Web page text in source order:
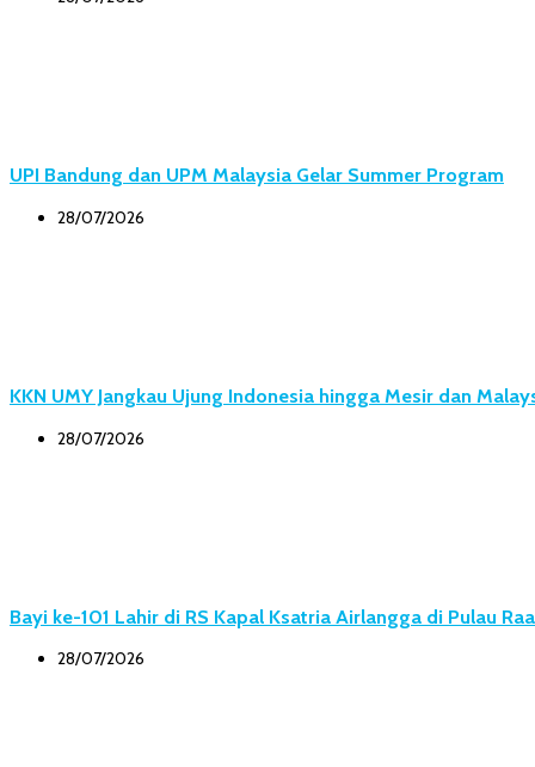
UPI Bandung dan UPM Malaysia Gelar Summer Program
28/07/2026
KKN UMY Jangkau Ujung Indonesia hingga Mesir dan
28/07/2026
Bayi ke-101 Lahir di RS Kapal Ksatria Airlangga di Pulau
28/07/2026